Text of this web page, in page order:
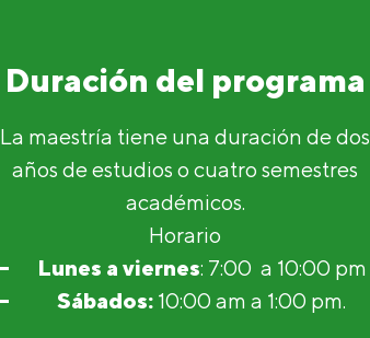
Duración del programa
La maestría tiene una duración de dos
años de estudios o cuatro semestres
académicos.
Horario
Lunes a viernes: 7:00 a 10:00 pm
Sábados: 10:00 am a 1:00 pm.